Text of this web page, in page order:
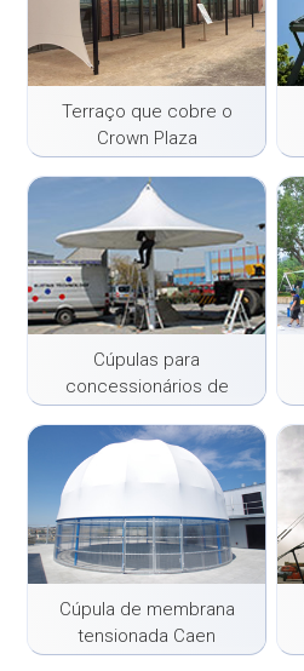
Terraço que cobre o
Crown Plaza
Cúpulas para
concessionários de
automóveis
Cúpula de membrana
tensionada Caen